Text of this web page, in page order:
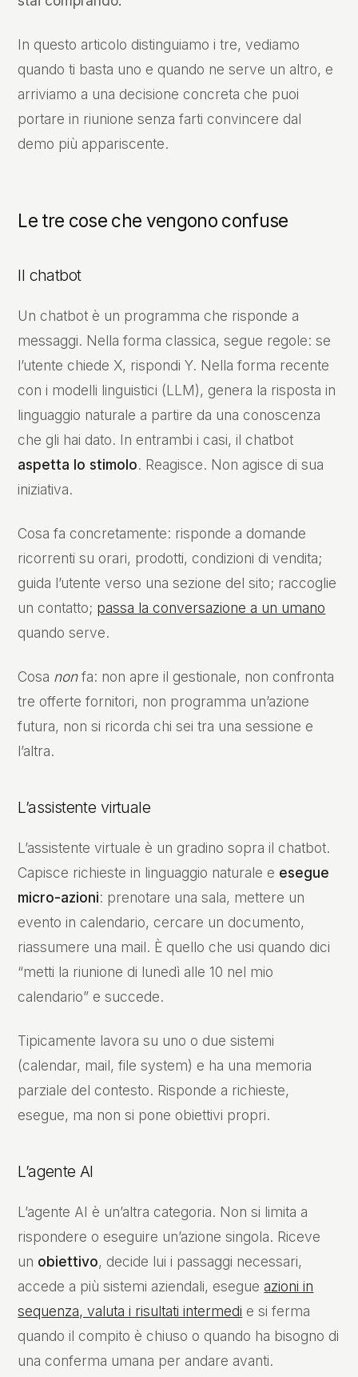
In questo articolo distinguiamo i tre, vediamo
quando ti basta uno e quando ne serve un altro, e
arriviamo a una decisione concreta che puoi
portare in riunione senza farti convincere dal
demo più appariscente.
Le tre cose che vengono confuse
Il chatbot
Un chatbot è un programma che risponde a
messaggi. Nella forma classica, segue regole: se
l’utente chiede X, rispondi Y. Nella forma recente
con i modelli linguistici (LLM), genera la risposta in
linguaggio naturale a partire da una conoscenza
che gli hai dato. In entrambi i casi, il chatbot
aspetta lo stimolo. Reagisce. Non agisce di sua
iniziativa.
Cosa fa concretamente: risponde a domande
ricorrenti su orari, prodotti, condizioni di vendita;
guida l’utente verso una sezione del sito; raccoglie
un contatto; passa la conversazione a un umano
quando serve.
Cosa nonfa: non apre il gestionale, non confronta
tre offerte fornitori, non programma un’azione
futura, non si ricorda chi sei tra una sessione e
l’altra.
L’assistente virtuale
L’assistente virtuale è un gradino sopra il chatbot.
Capisce richieste in linguaggio naturale e esegue
micro-azioni: prenotare una sala, mettere un
evento in calendario, cercare un documento,
riassumere una mail. È quello che usi quando dici
“metti la riunione di lunedì alle 10 nel mio
calendario” e succede.
Tipicamente lavora su uno o due sistemi
(calendar, mail, file system) e ha una memoria
parziale del contesto. Risponde a richieste,
esegue, ma non si pone obiettivi propri.
L’agente AI
L’agente AI è un’altra categoria. Non si limita a
rispondere o eseguire un’azione singola. Riceve
un obiettivo, decide lui i passaggi necessari,
accede a più sistemi aziendali, esegueazioni in
sequenza, valuta i risultati intermedi e si ferma
quando il compito è chiuso o quando ha bisogno di
una conferma umana per andare avanti.